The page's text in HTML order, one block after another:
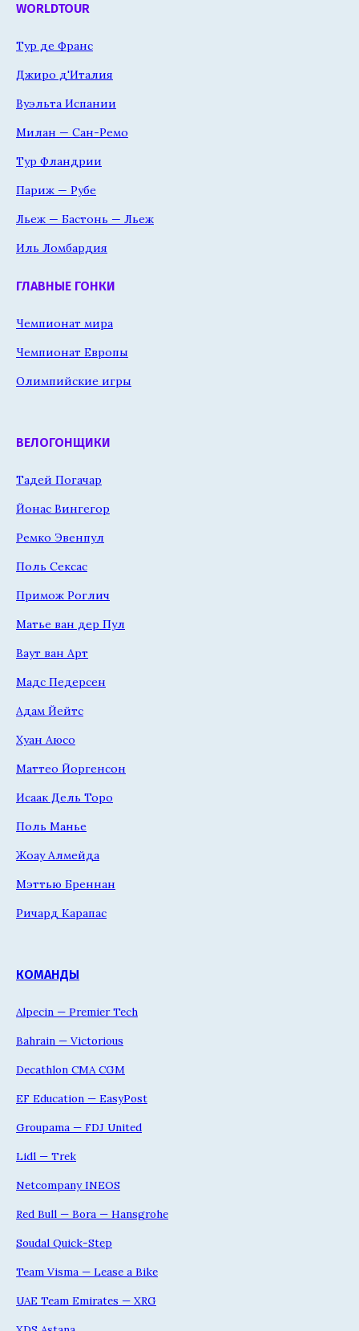
WORLDTOUR
Тур де Франс
Джиро д'Италия
Вуэльта Испании
Милан — Сан-Ремо
Тур Фландрии
Париж — Рубе
Льеж — Бастонь — Льеж
Иль Ломбардия
ГЛАВНЫЕ ГОНКИ
Чемпионат мира
Чемпионат Европы
Олимпийские игры
ВЕЛОГОНЩИКИ
Тадей Погачар
Йонас Вингегор
Ремко Эвенпул
Поль Сексас
Примож Роглич
Матье ван дер Пул
Ваут ван Арт
Мадс Педерсен
Адам Йейтс
Хуан Аюсо
Маттео Йоргенсон
Исаак Дель Торо
Поль Манье
Жоау Алмейда
Мэттью Бреннан
Ричард Карапас
КОМАНДЫ
Alpecin — Premier Tech
Bahrain — Victorious
Decathlon CMA CGM
EF Education — EasyPost
Groupama — FDJ United
Lidl — Trek
Netcompany INEOS
Red Bull — Bora — Hansgrohe
Soudal Quick-Step
Team Visma — Lease a Bike
UAE Team Emirates — XRG